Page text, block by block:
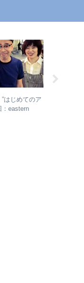
”はじめてのア
：eastern